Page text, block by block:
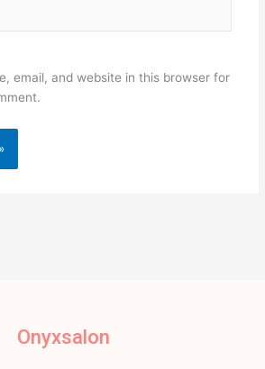
email, and website in this browser for
Onyxsalon